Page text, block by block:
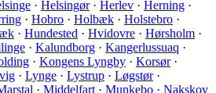
· Helsingør· Herlev · Herning ·
· Hobro · Holbæk · Holstebro ·
· Hundested · Hvidovre · Hørsholm ·
· Kalundborg · Kangerlussuaq ·
· Kongens Lyngby · Korsør·
· Lynge · Lystrup · Løgstør·
· Middelfart · Munkebo · Nakskov